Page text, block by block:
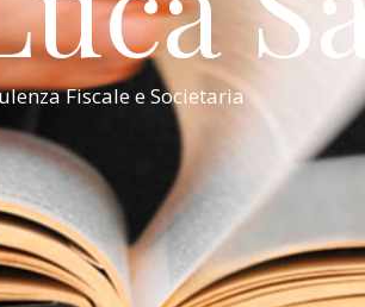
Fiscale e Societaria